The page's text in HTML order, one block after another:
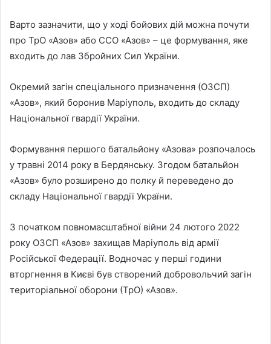
Варто зазначити, що у ході бойових дій можна почути
про ТрО «Азов» або ССО «Азов» – це формування, яке
входить до лав Збройних Сил України.
Окремий загін спеціального призначення (ОЗСП)
«Азов», який боронив Маріуполь, входить до складу
Національної гвардії України.
Формування першого батальйону «Азова» розпочалось
у травні 2014 року в Бердянську. Згодом батальйон
«Азов» було розширено до полку й переведено до
складу Національної гвардії України.
З початком повномасштабної війни 24 лютого 2022
року ОЗСП «Азов» захищав Маріуполь від армії
Російської Федерації. Водночас у перші години
вторгнення в Києві був створений добровольчий загін
територіальної оборони (ТрО) «Азов».